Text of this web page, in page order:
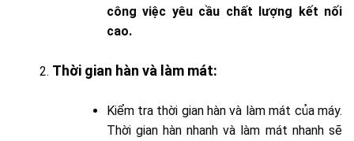
công việc yêu cầu chất lượng kết nối
cao.
Thời gian hàn và làm mát:
Kiểm tra thời gian hàn và làm mát của máy.
Thời gian hàn nhanh và làm mát nhanh sẽ